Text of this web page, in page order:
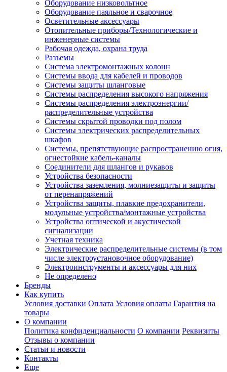
Оборудование низковольтное
Оборудование паяльное и сварочное
Осветительные аксессуары
Отопительные приборы/Технологические и
инженерные системы
Рабочая одежда, охрана труда
Разъемы
Система электромонтажных колонн
Системы ввода для кабелей и проводов
Системы защиты шланговые
Системы распределения высокого напряжения
Системы распределения электроэнергии/
распределительные устройства
Системы скрытой проводки под полом
Системы электрических распределительных
шкафов
Системы, препятствующие распространению огня,
огнестойкие кабель-каналы
Соединители для шлангов и рукавов
Устройства безопасности
Устройства заземления, молниезащиты и защиты
от перенапряжений
Устройства защиты, плавкие предохранители,
модульные устройства/монтажные устройства
Устройства оптической и акустической
сигнализации
Учетная техника
Электрические распределительные системы (в том
числе электроустановочное оборудование)
Электроинструменты и аксессуары для них
Не определено
Бренды
Как купить
Условия доставки Оплата Условия оплаты Гарантия на
товары
О компании
Политика конфиденциальности О компании Реквизиты
Отзывы о компании
Статьи и новости
Контакты
Еще